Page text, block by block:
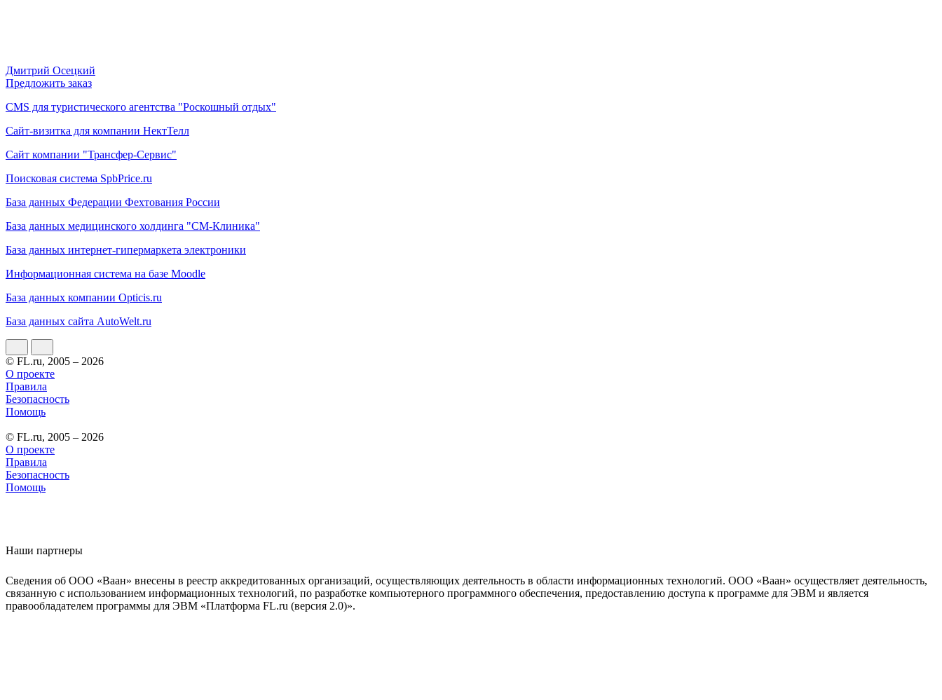
Дмитрий Осецкий
Предложить заказ
СMS для туристического агентства "Роскошный отдых"
Сайт-визитка для компании НектТелл
Сайт компании "Трансфер-Сервис"
Поисковая система SpbPrice.ru
База данных Федерации Фехтования России
База данных медицинского холдинга "СМ-Клиника"
База данных интернет-гипермаркета электроники
Информационная система на базе Moodle
База данных компании Opticis.ru
База данных сайта AutoWelt.ru
© FL.ru, 2005 – 2026
О проекте
Правила
Безопасность
Помощь
© FL.ru, 2005 – 2026
О проекте
Правила
Безопасность
Помощь
Наши партнеры
Сведения об ООО «Ваан» внесены в реестр аккредитованных организаций, осуществляющих деятельность в области информационных технологий. ООО «Ваан» осуществляет деятельность,
связанную с использованием информационных технологий, по разработке компьютерного программного обеспечения, предоставлению доступа к программе для ЭВМ и является
правообладателем программы для ЭВМ «Платформа FL.ru (версия 2.0)».